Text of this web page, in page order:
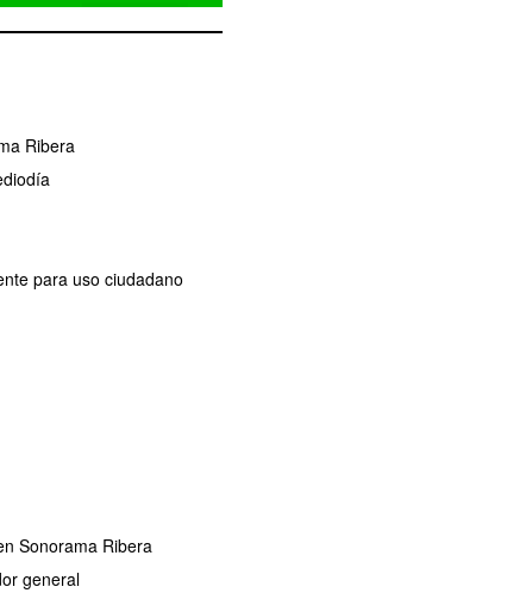
Ribera
para uso ciudadano
Sonorama Ribera
general